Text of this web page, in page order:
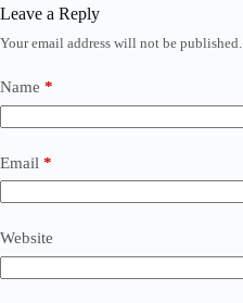
Leave a Reply
Your email address will not be published.
Name *
Email *
Website